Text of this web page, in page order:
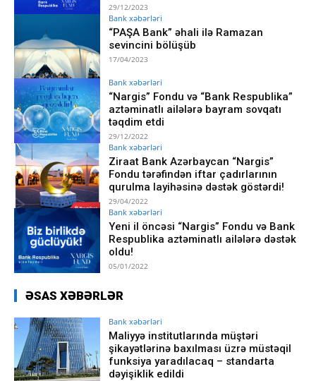
29/12/2023
Bank xəbərləri
“PAŞA Bank” əhali ilə Ramazan
sevincini bölüşüb
17/04/2023
Bank xəbərləri
“Nargis” Fondu və “Bank Respublika”
aztəminatlı ailələrə bayram sovqatı
təqdim etdi
29/12/2022
Bank xəbərləri
Ziraat Bank Azərbaycan “Nargis”
Fondu tərəfindən iftar çadırlarının
qurulma layihəsinə dəstək göstərdi!
29/04/2022
Bank xəbərləri
Yeni il öncəsi “Nargis” Fondu və Bank
Respublika aztəminatlı ailələrə dəstək
oldu!
05/01/2022
ƏSAS XƏBƏRLƏR
Bank xəbərləri
Maliyyə institutlarında müştəri
şikayətlərinə baxılması üzrə müstəqil
funksiya yaradılacaq – standarta
dəyişiklik edildi